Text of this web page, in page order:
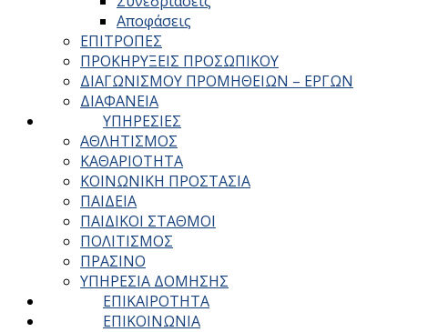
Αποφάσεις
ΕΠΙΤΡΟΠΕΣ
ΠΡΟΚΗΡΥΞΕΙΣ ΠΡΟΣΩΠΙΚΟΥ
ΔΙΑΓΩΝΙΣΜΟΥ ΠΡΟΜΗΘΕΙΩΝ – ΕΡΓΩΝ
ΔΙΑΦΑΝΕΙΑ
ΥΠΗΡΕΣΙΕΣ
ΑΘΛΗΤΙΣΜΟΣ
ΚΑΘΑΡΙΟΤΗΤΑ
ΚΟΙΝΩΝΙΚΗ ΠΡΟΣΤΑΣΙΑ
ΠΑΙΔΕΙΑ
ΠΑΙΔΙΚΟΙ ΣΤΑΘΜΟΙ
ΠΟΛΙΤΙΣΜΟΣ
ΠΡΑΣΙΝΟ
ΥΠΗΡΕΣΙΑ ΔΟΜΗΣΗΣ
ΕΠΙΚΑΙΡΟΤΗΤΑ
ΕΠΙΚΟΙΝΩΝΙΑ